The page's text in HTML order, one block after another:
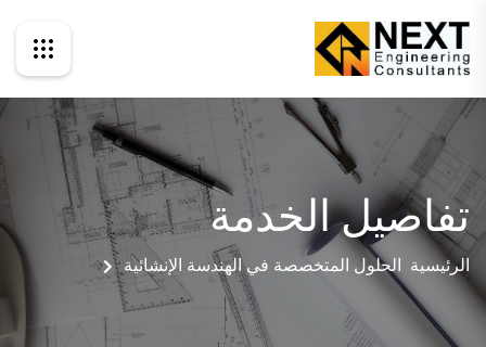
تفاصيل الخدمة
الرئيسية الحلول المتخصصة في الهندسة الإنشائية